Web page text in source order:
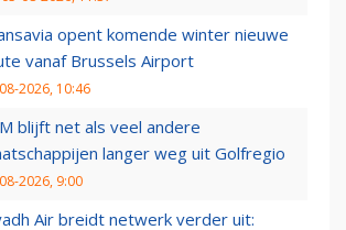
opent komende winter nieuwe
vanaf Brussels Airport
2026, 10:46
blijft net als veel andere
langer weg uit Golfregio
2026, 9:00
Air breidt netwerk verder uit: